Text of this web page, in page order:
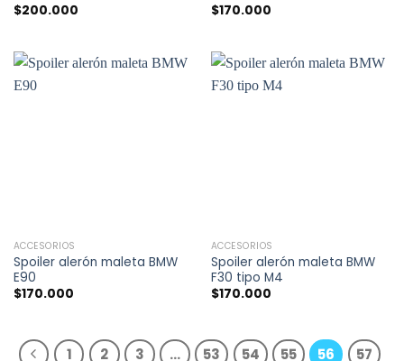
$200.000
$170.000
ACCESORIOS
Spoiler alerón maleta BMW
E90
$170.000
ACCESORIOS
Spoiler alerón maleta BMW
F30 tipo M4
$170.000
1 2 3 … 53 54 55 56 57